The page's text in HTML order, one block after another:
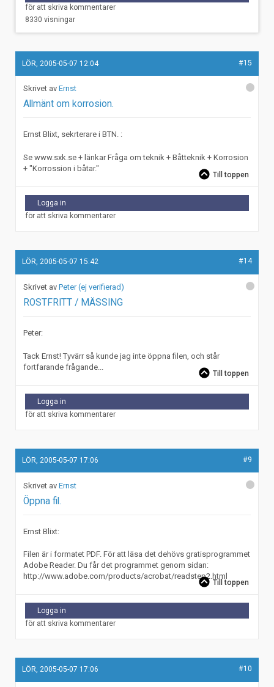
för att skriva kommentarer
8330 visningar
LÖR, 2005-05-07 12:04 #15
Ernst
Allmänt om korrosion.
Ernst Blixt, sekrterare i BTN. :
Se www.sxk.se + länkar Fråga om teknik + Båtteknik + Korrosion
+ "Korrossion i båtar."
Till toppen
Logga in
för att skriva kommentarer
LÖR, 2005-05-07 15:42 #14
Peter (ej verifierad)
ROSTFRITT / MÄSSING
Peter:
Tack Ernst! Tyvärr så kunde jag inte öppna filen, och står
fortfarande frågande...
Till toppen
Logga in
för att skriva kommentarer
LÖR, 2005-05-07 17:06 #9
Ernst
Öppna fil.
Ernst Blixt:
Filen är i formatet PDF. För att läsa det dehövs gratisprogrammet
Adobe Reader. Du får det programmet genom sidan:
http://www.adobe.com/products/acrobat/readstep2.html
Till toppen
Logga in
för att skriva kommentarer
LÖR, 2005-05-07 17:06 #10